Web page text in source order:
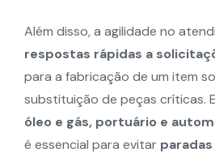
Além disso, a agilidade no
respostas rápidas a
para a fabricação de um item
substituição de peças críticas.
óleo e gás, portuário e
é essencial para evitar